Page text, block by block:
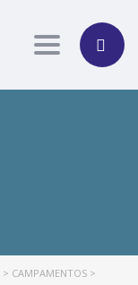
Toggle
> CAMPAMENTOS >